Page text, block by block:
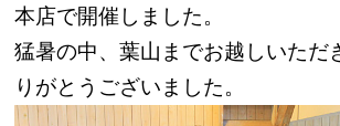
本店で開催しました。
猛暑の中、葉山までお越しいただ
りがとうございました。